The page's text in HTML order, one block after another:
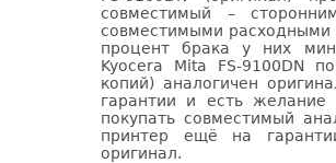
совместимый –
совместимыми расходными
процент брака у них
Kyocera Mita FS-9100DN
копий) аналогичен
гарантии и есть
покупать совместимый
принтер ещё на
оригинал.